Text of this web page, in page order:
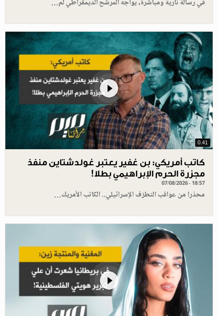
في رسالة نارية ومباشرة، يواجه المرشح الديمقراطي لم…
0.41
كاتب أمريكي: بن غفير يعتبر غولدشتاين منفذ
مجزرة الحرم الإبراهيمي بطلا!
07/08/2026 - 18:57
محذرا من عواقب التطرّف الإسرائيلي.. الكاتب الأمريك…